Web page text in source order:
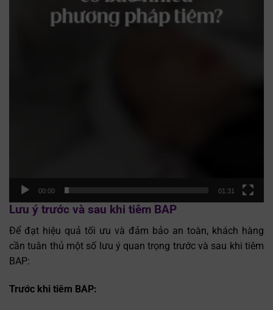
00:00 01:31
Lưu ý trước và sau khi tiêm BAP
Để đạt hiệu quả tối ưu và đảm bảo an toàn, khách hàng
cần tuân thủ một số lưu ý quan trọng trước và sau khi tiêm
BAP:
Trước khi tiêm BAP: